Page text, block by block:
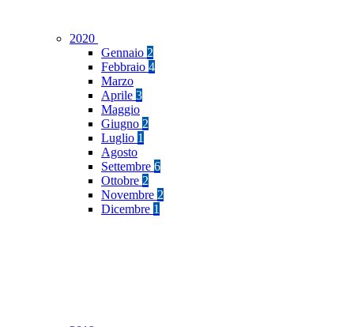
2020
Gennaio 2
Febbraio 4
Marzo
Aprile 3
Maggio
Giugno 2
Luglio 1
Agosto
Settembre 6
Ottobre 2
Novembre 2
Dicembre 1